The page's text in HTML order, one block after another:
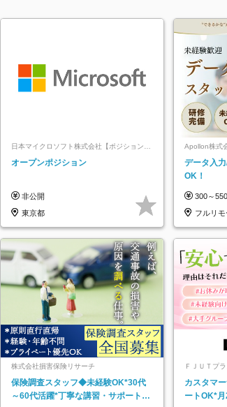
日本マイクロソフト株式会社【ポジションマ
ッチ登録】
オープンポジション
非公開
東京都
Apollon株式
データ入
OK！
300～
フルリモ
株式会社損害保険リサーチ
保険調査スタッフ◆未経験OK*30代
～60代活躍*丁寧な講習・サポートあ
ＦＪＵＴプ
カスタマ
ートOK*